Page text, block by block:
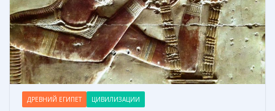
ДРЕВНИЙ ЕГИПЕТ ЦИВИЛИЗАЦИИ